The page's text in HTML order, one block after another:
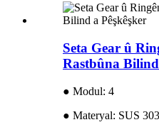
Seta Gear û
Rastbûna Bilind
● Modul: 4
● Materyal: SUS 303